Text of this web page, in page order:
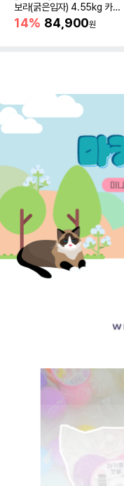
보라(굵은입자) 4.55kg 카사
바모래
14% 84,900원